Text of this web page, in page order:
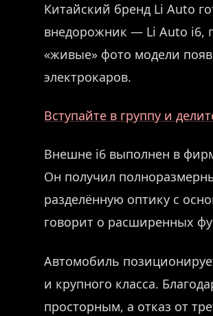
Китайский бренд Li Auto
внедорожник — Li Auto i6,
«живые» фото модели
электрокаров.
Вступайте в группу и
Внешне i6 выполнен в
Он получил
разделённую оптику с
говорит о расширенных
Автомобиль
и крупного класса.
просторным, а отказ от